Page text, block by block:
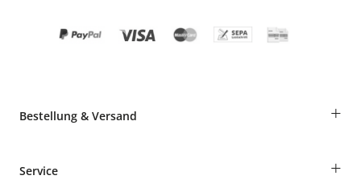
Bestellung & Versand +
Informationen zur Lieferung
Service +